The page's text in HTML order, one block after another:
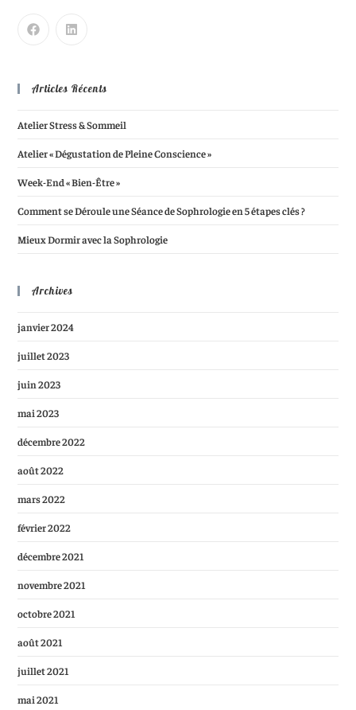
Articles Récents
Atelier Stress & Sommeil
Atelier « Dégustation de Pleine Conscience »
Week-End « Bien-Être »
Comment se Déroule une Séance de Sophrologie en 5 étapes clés ?
Mieux Dormir avec la Sophrologie
Archives
janvier 2024
juillet 2023
juin 2023
mai 2023
décembre 2022
août 2022
mars 2022
février 2022
décembre 2021
novembre 2021
octobre 2021
août 2021
juillet 2021
mai 2021